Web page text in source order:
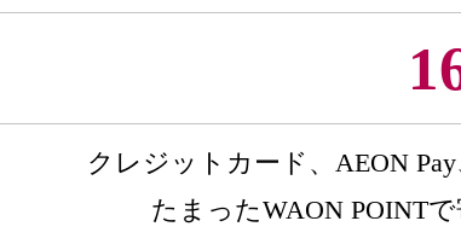
クレジットカード、AEON
たまったWAON POINTで